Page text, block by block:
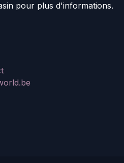
pour plus d'informations.